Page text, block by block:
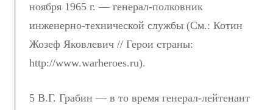
ноября 1965 г. — генерал-полковник
инженерно-технической службы (См.: Котин
Жозеф Яковлевич // Герои страны:
http://www.warheroes.ru).
5 В.Г. Грабин — в то время генерал-лейтенант